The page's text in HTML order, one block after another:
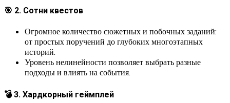
🎯 2. Сотни квестов
Огромное количество сюжетных и побочных заданий:
от простых поручений до глубоких многоэтапных
историй.
Уровень нелинейности позволяет выбрать разные
подходы и влиять на события.
💣 3. Хардкорный геймплей